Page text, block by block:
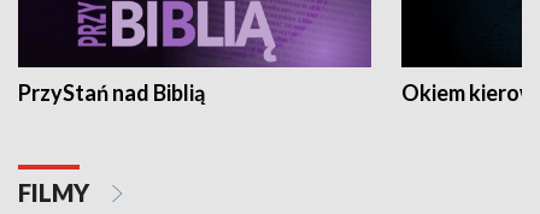
PrzyStań nad Biblią Okiem
FILMY